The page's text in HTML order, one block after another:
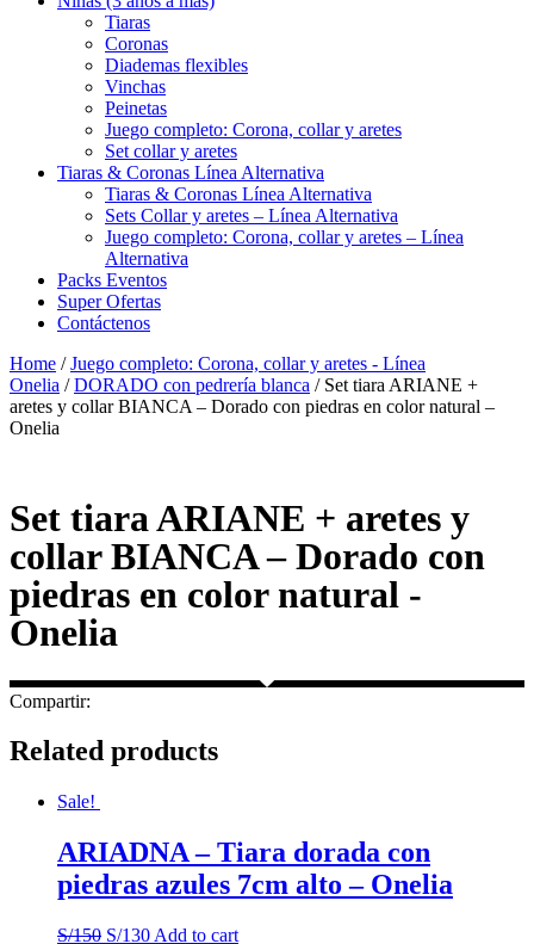
Tiaras
Coronas
Diademas flexibles
Vinchas
Peinetas
Juego completo: Corona, collar y aretes
Set collar y aretes
Tiaras & Coronas Línea Alternativa
Tiaras & Coronas Línea Alternativa
Sets Collar y aretes – Línea Alternativa
Juego completo: Corona, collar y aretes – Línea
Alternativa
Packs Eventos
Super Ofertas
Contáctenos
Home /Juego completo: Corona, collar y aretes - Línea
Onelia /DORADO con pedrería blanca / Set tiara ARIANE +
aretes y collar BIANCA – Dorado con piedras en color natural –
Onelia
Set tiara ARIANE + aretes y
collar BIANCA – Dorado con
piedras en color natural -
Onelia
Compartir:
Related products
Sale!
ARIADNA – Tiara dorada con
piedras azules 7cm alto – Onelia
S/150 S/130 Add to cart